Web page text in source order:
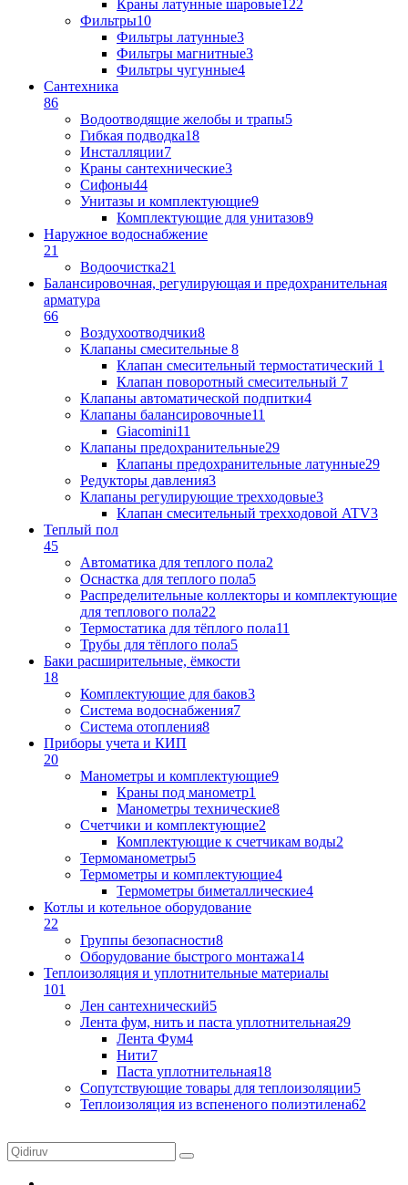
Краны латунные шаровые122
Фильтры10
Фильтры латунные3
Фильтры магнитные3
Фильтры чугунные4
Сантехника
86
Водоотводящие желобы и трапы5
Гибкая подводка18
Инсталляции7
Краны сантехнические3
Сифоны44
Унитазы и комплектующие9
Комплектующие для унитазов9
Наружное водоснабжение
21
Водоочистка21
Балансировочная, регулирующая и предохранительная
арматура
66
Воздухоотводчики8
Клапаны cмесительные 8
Клапан cмесительный термостатический 1
Клапан поворотный cмесительный 7
Клапаны автоматической подпитки4
Клапаны балансировочные11
Giacomini11
Клапаны предохранительные29
Клапаны предохранительные латунные29
Редукторы давления3
Клапаны регулирующие трехходовые3
Клапан смесительный трехходовой ATV3
Теплый пол
45
Автоматика для теплого пола2
Оснастка для теплого пола5
Распределительные коллекторы и комплектующие
для теплового пола22
Термостатика для тёплого пола11
Трубы для тёплого пола5
Баки расширительные, ёмкости
18
Комплектующие для баков3
Система водоснабжения7
Система отопления8
Приборы учета и КИП
20
Манометры и комплектующие9
Краны под манометр1
Манометры технические8
Счетчики и комплектующие2
Комплектующие к счетчикам воды2
Термоманометры5
Термометры и комплектующие4
Термометры биметаллические4
Котлы и котельное оборудование
22
Группы безопасности8
Оборудование быстрого монтажа14
Теплоизоляция и уплотнительные материалы
101
Лен сантехнический5
Лента фум, нить и паста уплотнительная29
Лента Фум4
Нити7
Паста уплотнительная18
Сопутствующие товары для теплоизоляции5
Теплоизоляция из вспененого полиэтилена62